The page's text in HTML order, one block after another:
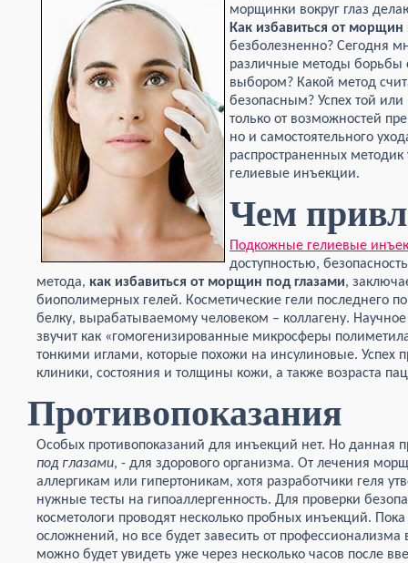
морщинки вокруг глаз
Как избавиться от морщин
безболезненно? Сегодня
различные методы борьбы
выбором? Какой метод
безопасным? Успех той
только от возможностей
но и самостоятельного
распространенных
гелиевые инъекции.
Чем
Подкожные гелиевые
доступностью,
метода, как избавиться от морщин под глазами,
биополимерных гелей. Косметические гели последнего
белку, вырабатываемому человеком – коллагену.
звучит как «гомогенизированные микросферы
тонкими иглами, которые похожи на инсулиновые. Успех
клиники, состояния и толщины кожи, а также возраста
Противопоказания
Особых противопоказаний для инъекций нет. Но данная
под глазами, - для здорового организма. От лечения
аллергикам или гипертоникам, хотя разработчики геля
нужные тесты на гипоаллергенность. Для проверки
косметологи проводят несколько пробных инъекций.
осложнений, но все будет завесить от профессионализма
можно будет увидеть уже через несколько часов после